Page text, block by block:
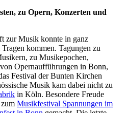
zu Opern, Konzerten und
zur Musik konnte in ganz
kommen. Tagungen zu
zu Musikepochen,
Opernaufführungen in Bonn,
Festival der Bunten Kirchen
Musik kam dabei nicht zu
in Köln. Besondere Freude
Musikfestival Spannungen im